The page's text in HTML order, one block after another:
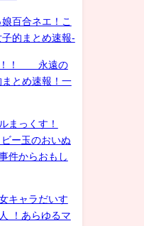
百合ネエ！こ
的まとめ速報-
！！ 永遠の
とめ速報！一
まっくす！
ー玉のおいぬ
件からおもし
キャラだいす
！あらゆるマ